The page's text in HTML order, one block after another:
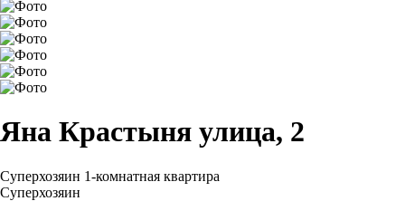
Яна Крастыня улица, 2
Суперхозяин 1-комнатная квартира
Суперхозяин